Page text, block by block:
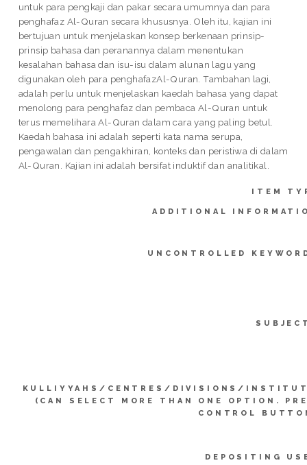
untuk para pengkaji dan pakar secara umumnya dan para
penghafaz Al-Quran secara khususnya. Oleh itu, kajian ini
bertujuan untuk menjelaskan konsep berkenaan prinsip-
prinsip bahasa dan peranannya dalam menentukan
kesalahan bahasa dan isu-isu dalam alunan lagu yang
digunakan oleh para penghafazAl-Quran. Tambahan lagi,
adalah perlu untuk menjelaskan kaedah bahasa yang dapat
menolong para penghafaz dan pembaca Al-Quran untuk
terus memelihara Al-Quran dalam cara yang paling betul.
Kaedah bahasa ini adalah seperti kata nama serupa,
pengawalan dan pengakhiran, konteks dan peristiwa di dalam
Al-Quran. Kajian ini adalah bersifat induktif dan analitikal.
ITEM
ADDITIONAL
UNCONTROLLED
KULLIYYAHS/CENTRES/DIVISIONS/
(CAN SELECT MORE THAN ONE OPTION.
CONTROL
DEPOSITING